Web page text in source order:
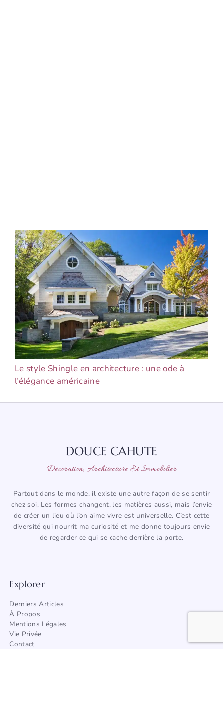
Le style Shingle en architecture : une ode à
l’élégance américaine
DOUCE CAHUTE
Décoration, Architecture Et Immobilier
Partout dans le monde, il existe une autre façon de se sentir
chez soi. Les formes changent, les matières aussi, mais l’envie
de créer un lieu où l’on aime vivre est universelle. C’est cette
diversité qui nourrit ma curiosité et me donne toujours envie
de regarder ce qui se cache derrière la porte.
Explorer
Derniers Articles
À Propos
Mentions Légales
Vie Privée
Contact